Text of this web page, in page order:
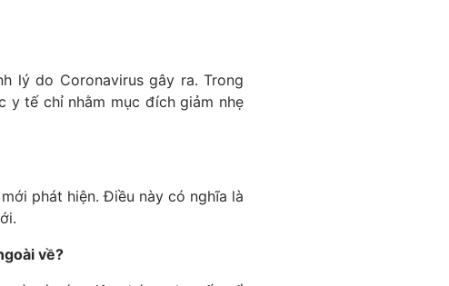
lý do Coronavirus gây ra. Trong
y tế chỉ nhằm mục đích giảm nhẹ
phát hiện. Điều này có nghĩa là
về?